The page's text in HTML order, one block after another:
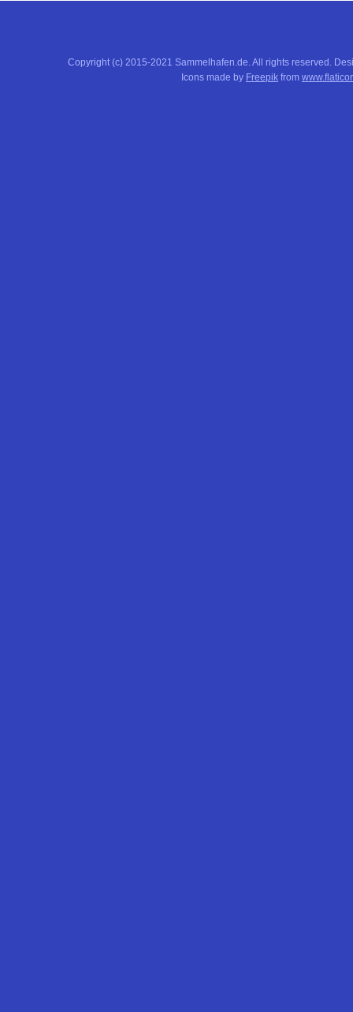
Copyright (c) 2015-2021 Sammelhafen.de. All rights reserved.
Icons made by Freepik from